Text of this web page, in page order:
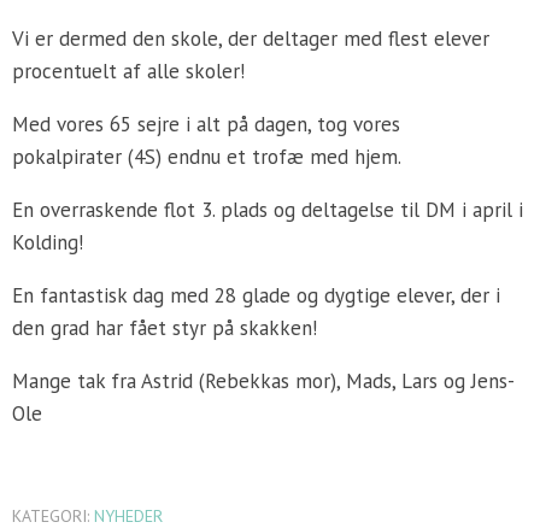
Vi er dermed den skole, der deltager med flest elever
procentuelt af alle skoler!
Med vores 65 sejre i alt på dagen, tog vores
pokalpirater (4S) endnu et trofæ med hjem.
En overraskende flot 3. plads og deltagelse til DM i april i
Kolding!
En fantastisk dag med 28 glade og dygtige elever, der i
den grad har fået styr på skakken!
Mange tak fra Astrid (Rebekkas mor), Mads, Lars og Jens-
Ole
KATEGORI: NYHEDER